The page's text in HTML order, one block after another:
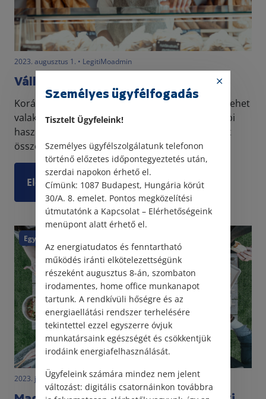
2023. augusztus 1. • LegitiMoadmin
Vállalkozási tudnivalók
Korábban már részletesen írtunk arról, hogyan lehet
valaki egyéni vállalkozó. Ebben az írásban további
hasznos tudnivalókat, információkat gyűjtöttünk
össze vállalkozók, leendő vállalkozók számára....
Elolvasom
Egyéb
2023. július 3. • LegitiMoadmin
Személyes ügyfélfogadás
Tisztelt Ügyfeleink!
Személyes ügyfélszolgálatunk telefonon
történő előzetes időpontegyeztetés után,
szerdai napokon érhető el.
Címünk: 1087 Budapest, Hungária körút
30/A. 8. emelet. Pontos megközelítési
útmutatónk a Kapcsolat – Elérhetőségeink
menüpont alatt érhető el.
Az energiatudatos és fenntartható
működés iránti elkötelezettségünk
részeként augusztus 8-án, szombaton
irodamentes, home office munkanapot
tartunk. A rendkívüli hőségre és az
energiaellátási rendszer terhelésére
tekintettel ezzel egyszerre óvjuk
munkatársaink egészségét és csökkentjük
irodáink energiafelhasználását.
Ügyfeleink számára mindez nem jelent
változást: digitális csatornáinkon továbbra